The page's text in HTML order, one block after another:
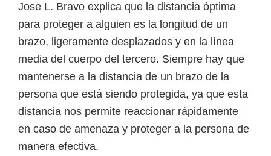
Jose L. Bravo explica que la distancia óptima
para proteger a alguien es la longitud de un
brazo, ligeramente desplazados y en la línea
media del cuerpo del tercero. Siempre hay que
mantenerse a la distancia de un brazo de la
persona que está siendo protegida, ya que esta
distancia nos permite reaccionar rápidamente
en caso de amenaza y proteger a la persona de
manera efectiva.